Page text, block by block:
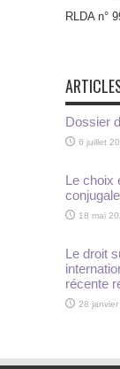
RLDA n°
Dossier
6 juillet
Le choix
18 mai
Le droit
récente
28 janvier